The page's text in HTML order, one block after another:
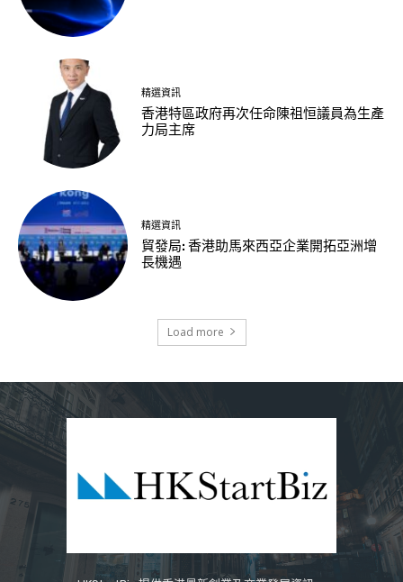
精選資訊
香港特區政府再次任命陳祖恒議員為生產
力局主席
精選資訊
貿發局: 香港助馬來西亞企業開拓亞洲增
長機遇
Load more